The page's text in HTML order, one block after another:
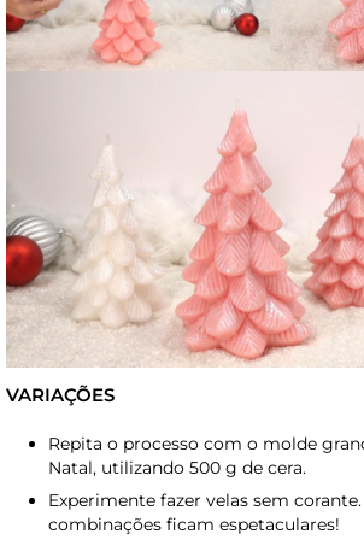
VARIAÇÕES
Repita o processo com o molde
Natal, utilizando 500 g de cera.
Experimente fazer velas sem corante.
combinações ficam espetaculares!